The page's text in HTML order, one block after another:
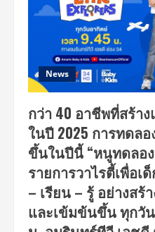
News
กว่า 40 อาชีพที่สร้า
ในปี 2025 การทดล
ขึ้นในปีนี้ “หนูทดลอง
รายการวาไรตี้เพื่อเ
– เรียน – รู้ อย่างส
และเข้มข้นขึ้น ทุกวัน